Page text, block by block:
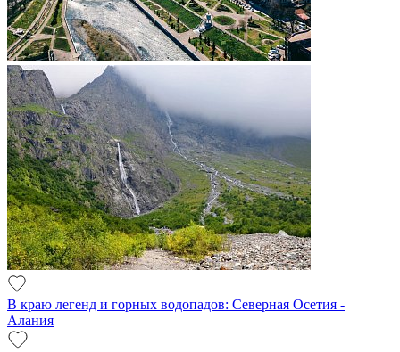
В краю легенд и горных водопадов: Северная Осетия -
Алания